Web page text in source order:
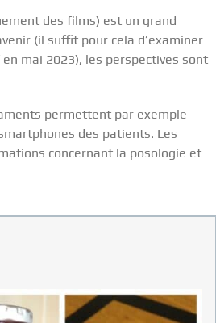
des films) est un grand
(il suffit pour cela d’examiner
mai 2023), les perspectives sont
permettent par exemple
des patients. Les
concernant la posologie et